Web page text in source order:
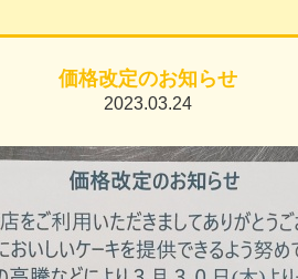
価格改定のお知らせ
2023.03.24